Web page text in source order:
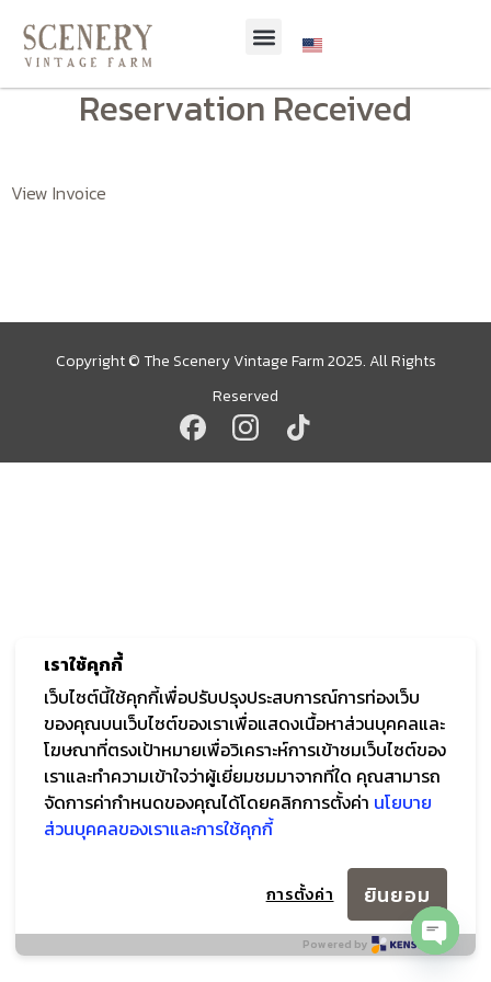
Reservation Received
View Invoice
Copyright © The Scenery Vintage Farm 2025. All Rights
Reserved
OPEN
เราใช้คุกกี้
เว็บไซต์นี้ใช้คุกกี้เพื่อปรับปรุงประสบการณ์การท่องเว็บ
ของคุณบนเว็บไซต์ของเราเพื่อแสดงเนื้อหาส่วนบุคคลและ
โฆษณาที่ตรงเป้าหมายเพื่อวิเคราะห์การเข้าชมเว็บไซต์ของ
เราและทำความเข้าใจว่าผู้เยี่ยมชมมาจากที่ใด คุณสามารถ
จัดการค่ากำหนดของคุณได้โดยคลิกการตั้งค่า นโยบาย
ส่วนบุคคลของเราและการใช้คุกกี้
การตั้งค่า ยินยอม
Powered by